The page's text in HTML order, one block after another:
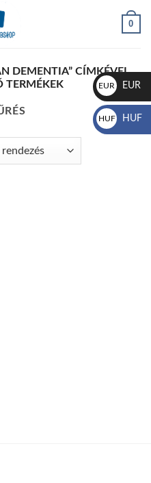
0
DEMENTIA” CÍMKÉVEL
TERMÉKEK
EUR
€
EUR
HUF
Ft
HUF